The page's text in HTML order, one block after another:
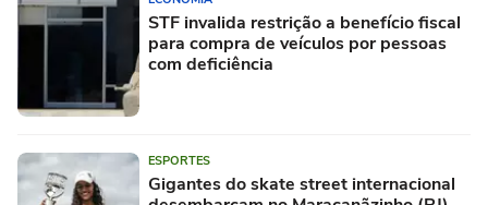
STF invalida restrição a benefício fiscal
para compra de veículos por pessoas
com deficiência
ESPORTES
Gigantes do skate street internacional